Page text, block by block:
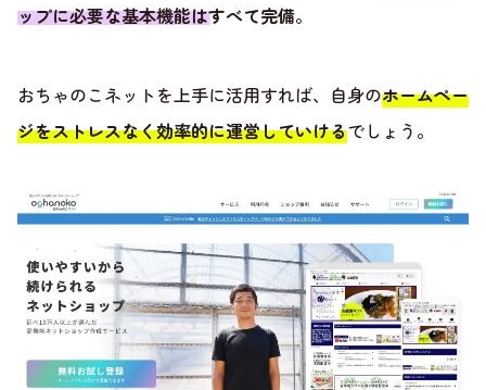
ップに必要な基本機能はすべて完備。
おちゃのこネットを上手に活用すれば、自身のホームペー
ジをストレスなく効率的に運営していけるでしょう。